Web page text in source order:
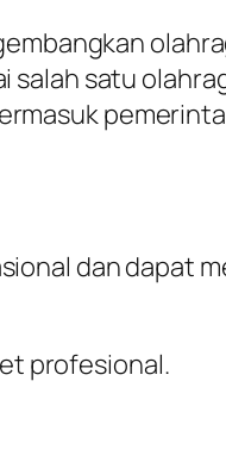
salah satu
dan dapat
profesional.